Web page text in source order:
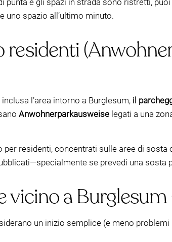
punta e gli spazi in strada sono ristretti, puoi
uno spazio all’ultimo minuto.
residenti
l’area intorno a Burglesum, il
Anwohnerparkausweise legati a una
per residenti, concentrati sulle aree di
se prevedi una sosta
vicino a
un inizio semplice (e meno